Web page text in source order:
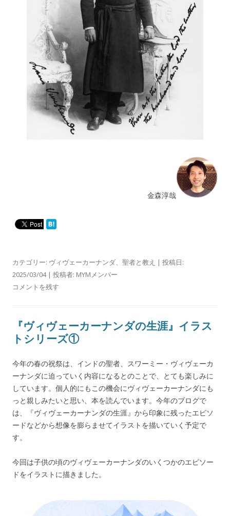
金森淳哉
カテゴリー: ヴィヴェーカーナンダ、 聖者と教え | 投稿日:
2025/03/04| 投稿者: MYMメンバー
コメントを残す
『ヴィヴェーカーナンダの生涯』イラス
トシリーズ①
今年の春の祝祭は、インドの聖者、スワーミー・ヴィヴェーカ
ーナンダに迫っていく内容になるとのことで、とても楽しみに
しています。個人的にもこの機会にヴィヴェーカーナンダにも
っと親しみたいと思い、本を読んでいます。今年のブログで
は、『ヴィヴェーカーナンダの生涯』から印象に残ったエピソ
ードなどから想像を膨らませてイラストを描いていく予定で
す。
今回は子供の頃のヴィヴェーカーナンダのいくつかのエピソー
ドをイラストに描きました。